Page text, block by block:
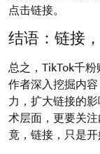
点击链接。
结语：链接
总之，TikTok千
作者深入挖掘内
力，扩大链接的
术层面，更要关
竟，链接，只是开